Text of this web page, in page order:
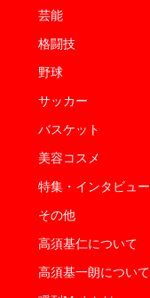
芸能
格闘技
野球
サッカー
バスケット
美容コスメ
特集・インタビュー
その他
高須基仁について
高須基一朗について